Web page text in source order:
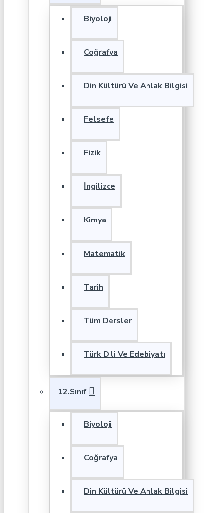
Biyoloji
Coğrafya
Din Kültürü Ve Ahlak Bilgisi
Felsefe
Fizik
İngilizce
Kimya
Matematik
Tarih
Tüm Dersler
Türk Dili Ve Edebiyatı
12.Sınıf
Biyoloji
Coğrafya
Din Kültürü Ve Ahlak Bilgisi